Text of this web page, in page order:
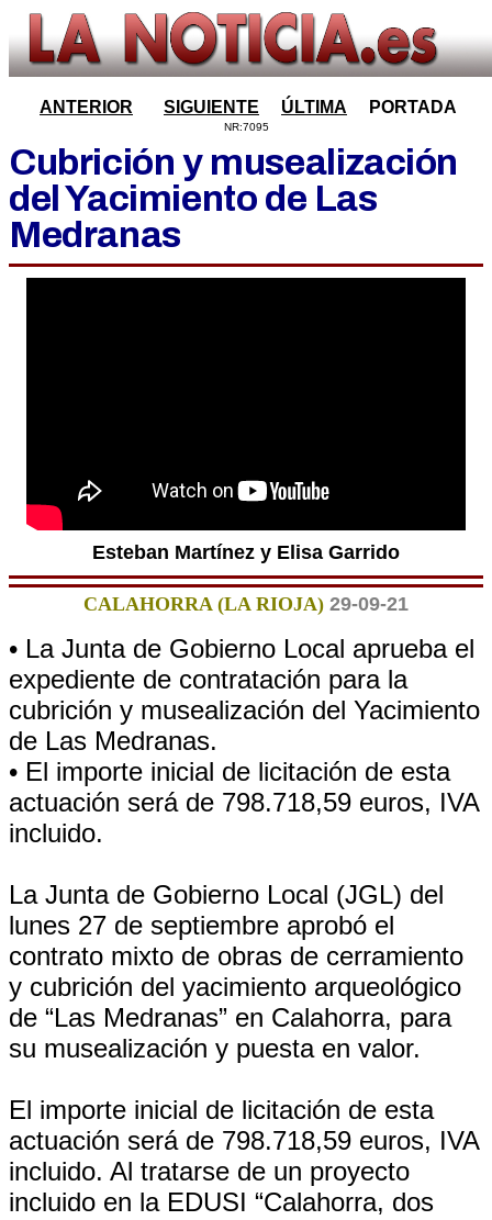
ANTERIOR SIGUIENTE ÚLTIMA PORTADA
NR:7095
Cubrición y musealización
del Yacimiento de Las
Medranas
Esteban Martínez y Elisa Garrido
CALAHORRA (LA RIOJA) 29-09-21
• La Junta de Gobierno Local aprueba el
expediente de contratación para la
cubrición y musealización del Yacimiento
de Las Medranas.
• El importe inicial de licitación de esta
actuación será de 798.718,59 euros, IVA
incluido.
La Junta de Gobierno Local (JGL) del
lunes 27 de septiembre aprobó el
contrato mixto de obras de cerramiento
y cubrición del yacimiento arqueológico
de “Las Medranas” en Calahorra, para
su musealización y puesta en valor.
El importe inicial de licitación de esta
actuación será de 798.718,59 euros, IVA
incluido. Al tratarse de un proyecto
incluido en la EDUSI “Calahorra, dos